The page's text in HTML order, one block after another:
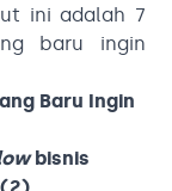
ini adalah 7
baru ingin
Baru Ingin
bisnis